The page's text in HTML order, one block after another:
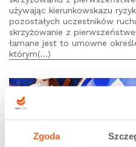
Zgoda
używając kierunkowskazu
pozostałych uczestników
skrzyżowanie z
łamane jest to umowne
którym(...)